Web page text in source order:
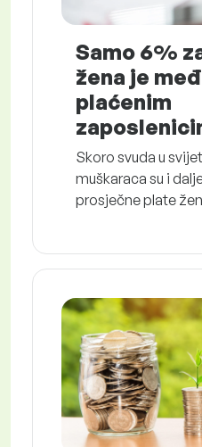
Samo 6%
žena je
plaćenim
Skoro svuda u
muškaraca su i
prosječne plate